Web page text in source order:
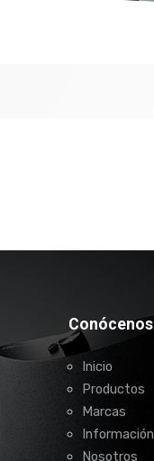
Conócenos
Inicio
Productos
Marcas
Información
Nosotros